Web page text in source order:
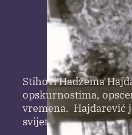
Stihovi Hadžema
opskurnostima,
vremena. Hajdarević
svijet.